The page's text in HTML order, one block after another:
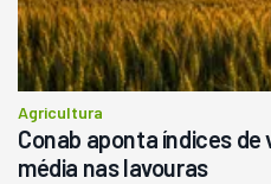
Agricultura
Conab aponta índices
média nas lavouras